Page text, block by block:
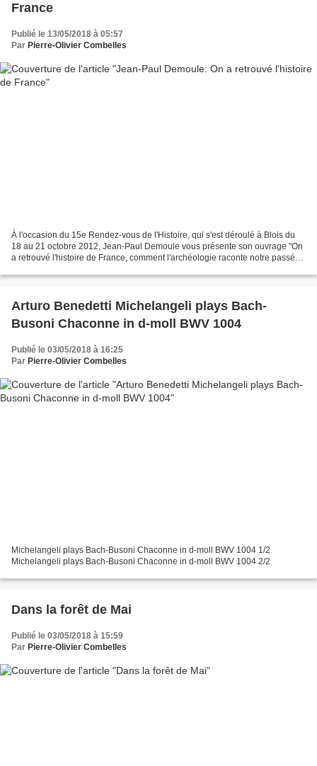
France
Publié le 13/05/2018 à 05:57
Par Pierre-Olivier Combelles
À l'occasion du 15e Rendez-vous de l'Histoire, qui s'est déroulé à Blois du
18 au 21 octobre 2012, Jean-Paul Demoule vous présente son ouvrage "On
a retrouvé l'histoire de France, comment l'archéologie raconte notre passé"
Arturo Benedetti Michelangeli plays Bach-
Busoni Chaconne in d-moll BWV 1004
Publié le 03/05/2018 à 16:25
Par Pierre-Olivier Combelles
Michelangeli plays Bach-Busoni Chaconne in d-moll BWV 1004 1/2
Michelangeli plays Bach-Busoni Chaconne in d-moll BWV 1004 2/2
Dans la forêt de Mai
Publié le 03/05/2018 à 15:59
Par Pierre-Olivier Combelles